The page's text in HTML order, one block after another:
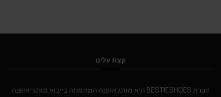
קצת עלינו
חברת BESTIESHOES היא מותג אופנה המתמחה בייבוא מותגי אופנה